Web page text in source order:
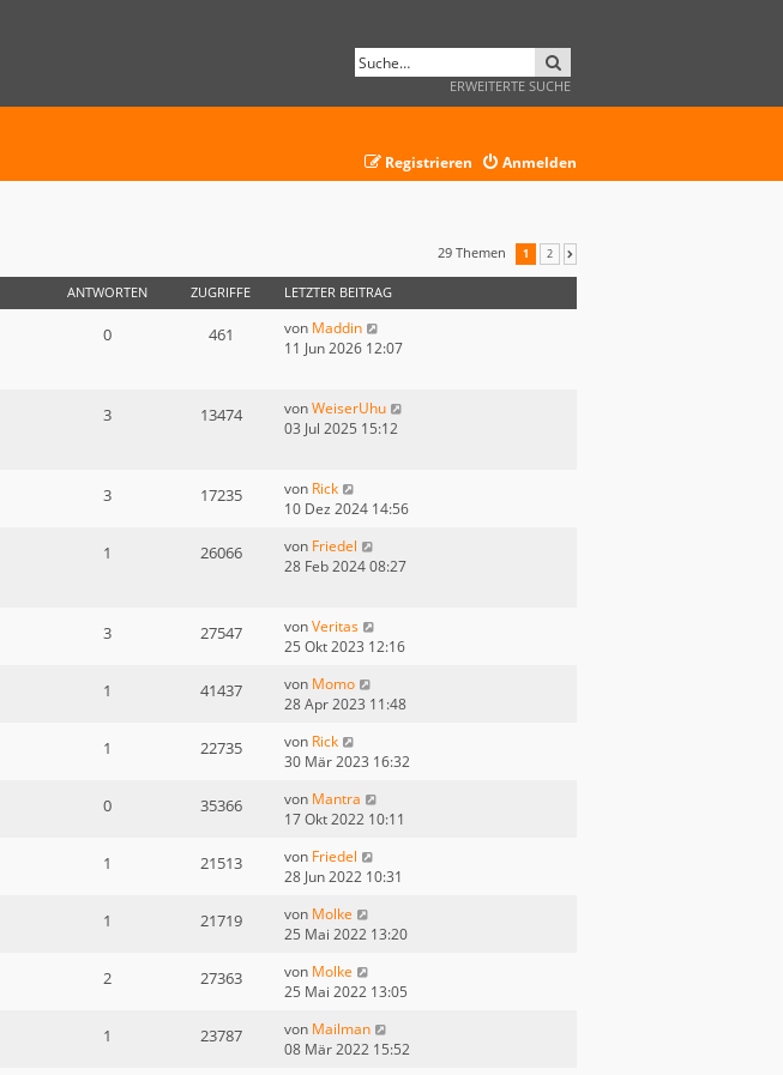
ERWEITERTE SUCHE
Anmelden
Registrieren
29 Themen 1 2
ANTWORTEN ZUGRIFFE LETZTER BEITRAG
0 461 von Maddin
11 Jun 2026 12:07
3 13474 vonWeiserUhu
03 Jul 2025 15:12
3 17235 von Rick
10 Dez 2024 14:56
1 26066 von Friedel
28 Feb 2024 08:27
3 27547 vonVeritas
25 Okt 2023 12:16
1 41437 von Momo
28 Apr 2023 11:48
1 22735 von Rick
30 Mär 2023 16:32
0 35366 von Mantra
17 Okt 2022 10:11
1 21513 von Friedel
28 Jun 2022 10:31
1 21719 von Molke
25 Mai 2022 13:20
2 27363 von Molke
25 Mai 2022 13:05
1 23787 von Mailman
08 Mär 2022 15:52